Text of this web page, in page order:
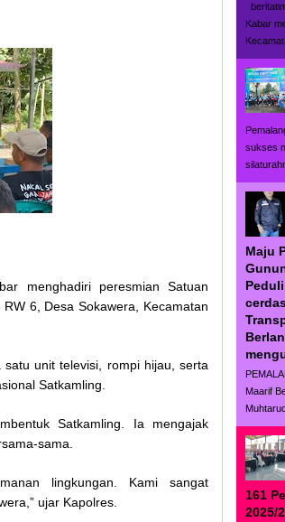
menghadiri peresmian Satuan
6, Desa Sokawera, Kecamatan
unit televisi, rompi hijau, serta
Satkamling.
Satkamling. Ia mengajak
sama.
lingkungan. Kami sangat
ujar Kapolres.
Kabar
sukses
Maju
Maarif
161
2025/